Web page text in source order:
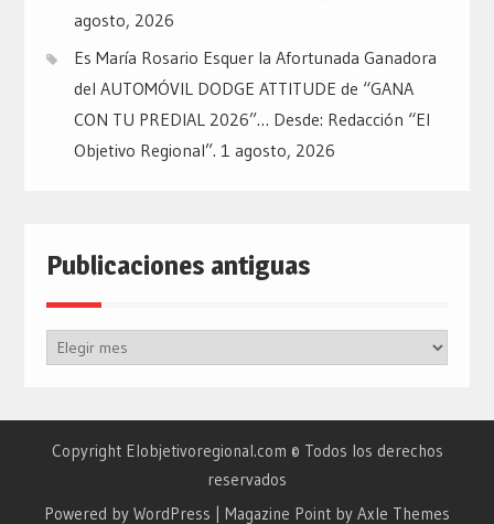
agosto, 2026
Es María Rosario Esquer la Afortunada Ganadora
del AUTOMÓVIL DODGE ATTITUDE de “GANA
CON TU PREDIAL 2026”… Desde: Redacción “El
Objetivo Regional”. 1 agosto, 2026
Publicaciones antiguas
Publicaciones
Copyright Elobjetivoregional.com © Todos los derechos
reservados
Powered by WordPress | Magazine Point by Axle Themes